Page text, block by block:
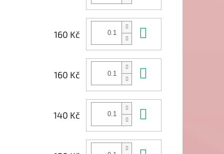
160 Kč
160 Kč
140 Kč